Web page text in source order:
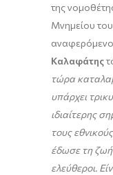
της
Μνημείου
Καλαφάτης
τώρα
υπάρχει
ιδιαίτερης
τους
έδωσε τη ζωή
ελεύθεροι.